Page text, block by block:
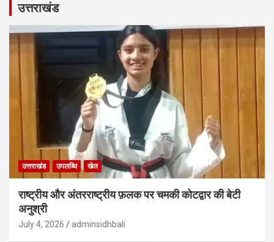
उत्तराखंड
उत्तराखंड उपलब्धि खेल
राष्ट्रीय और अंतरराष्ट्रीय फ़लक पर चमकी कोटद्वार की बेटी
अनुश्री
July 4, 2026 adminsidhbali